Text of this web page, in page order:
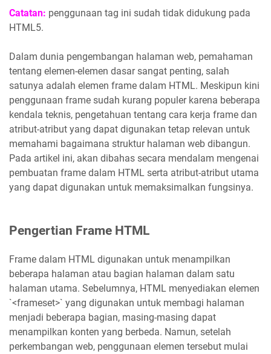
Catatan: penggunaan tag ini sudah tidak didukung pada
HTML5.
Dalam dunia pengembangan halaman web, pemahaman
tentang elemen-elemen dasar sangat penting, salah
satunya adalah elemen frame dalam HTML. Meskipun kini
penggunaan frame sudah kurang populer karena beberapa
kendala teknis, pengetahuan tentang cara kerja frame dan
atribut-atribut yang dapat digunakan tetap relevan untuk
memahami bagaimana struktur halaman web dibangun.
Pada artikel ini, akan dibahas secara mendalam mengenai
pembuatan frame dalam HTML serta atribut-atribut utama
yang dapat digunakan untuk memaksimalkan fungsinya.
Pengertian Frame HTML
Frame dalam HTML digunakan untuk menampilkan
beberapa halaman atau bagian halaman dalam satu
halaman utama. Sebelumnya, HTML menyediakan elemen
`<frameset>` yang digunakan untuk membagi halaman
menjadi beberapa bagian, masing-masing dapat
menampilkan konten yang berbeda. Namun, setelah
perkembangan web, penggunaan elemen tersebut mulai